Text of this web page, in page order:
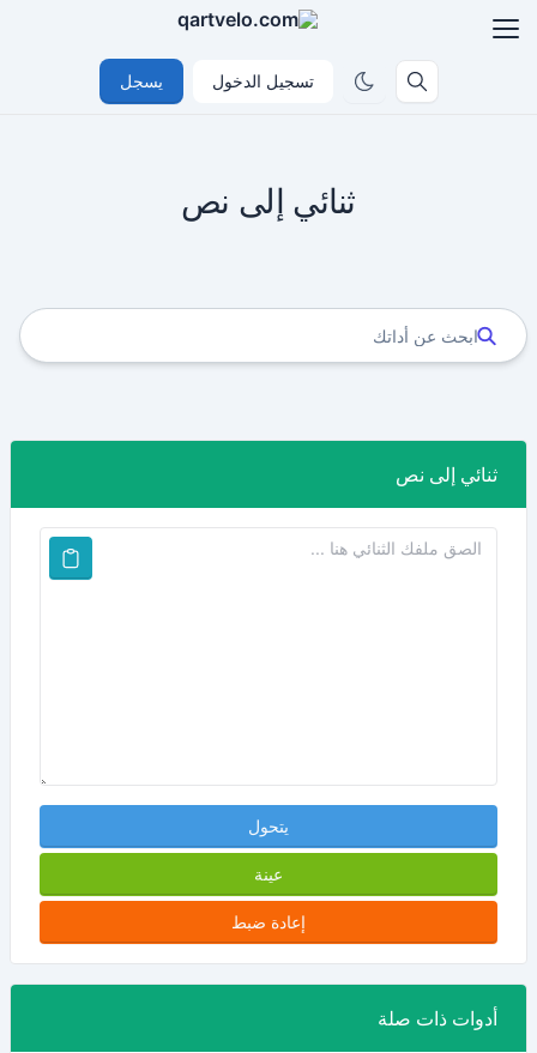
تسجيل الدخول يسجل
ثنائي إلى نص
ثنائي إلى نص
يتحول
عينة
إعادة ضبط
أدوات ذات صلة